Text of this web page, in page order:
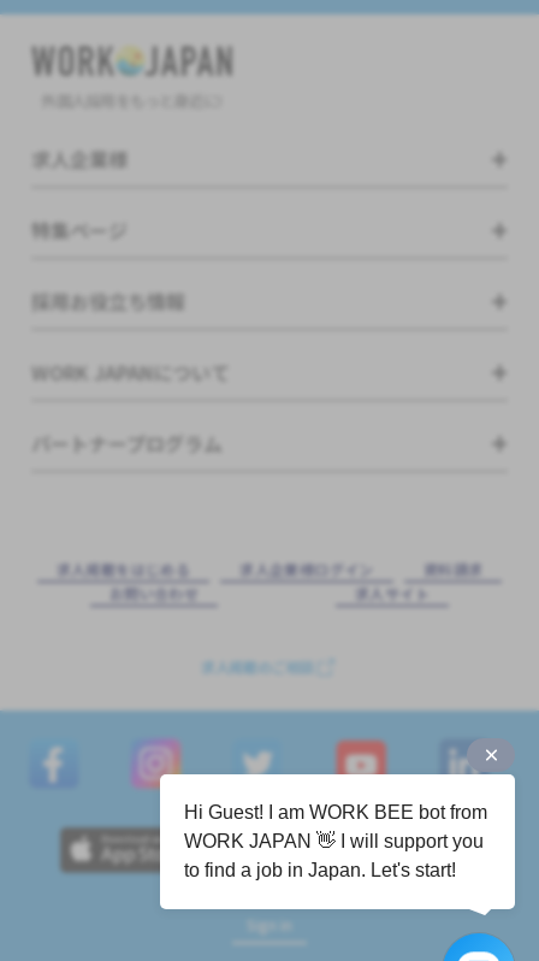
求人企業様
特集ページ
採用お役立ち情報
WORK JAPANについて
パートナープログラム
求⼈掲載をはじめる 求⼈企業様ログイン
資料請求
お問い合わせ
求⼈サイト
求人掲載のご相談
Sign in
Hi Guest! I am WORK BEE bot from
WORK JAPAN 👋 I will support you
to find a job in Japan. Let's start!